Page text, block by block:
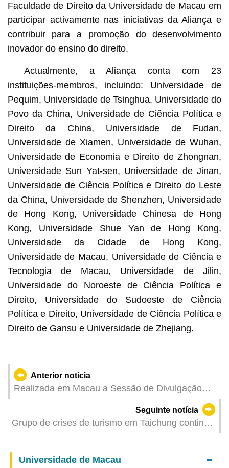
Faculdade de Direito da Universidade de Macau em
participar activamente nas iniciativas da Aliança e
contribuir para a promoção do desenvolvimento
inovador do ensino do direito.
Actualmente, a Aliança conta com 23
instituições-membros, incluindo: Universidade de
Pequim, Universidade de Tsinghua, Universidade do
Povo da China, Universidade de Ciência Política e
Direito da China, Universidade de Fudan,
Universidade de Xiamen, Universidade de Wuhan,
Universidade de Economia e Direito de Zhongnan,
Universidade Sun Yat-sen, Universidade de Jinan,
Universidade de Ciência Política e Direito do Leste
da China, Universidade de Shenzhen, Universidade
de Hong Kong, Universidade Chinesa de Hong
Kong, Universidade Shue Yan de Hong Kong,
Universidade da Cidade de Hong Kong,
Universidade de Macau, Universidade de Ciência e
Tecnologia de Macau, Universidade de Jilin,
Universidade do Noroeste de Ciência Política e
Direito, Universidade do Sudoeste de Ciência
Política e Direito, Universidade de Ciência Política e
Direito de Gansu e Universidade de Zhejiang.
Anterior notícia
Realizada em Macau a Sessão de Divulgação
Construção de uma Nação Forte na Educação
(2024-2035)”
Seguinte notícia
Grupo de crises de turismo em Taichung continua
familiares de vítimas mortais e feridos
Universidade de Macau